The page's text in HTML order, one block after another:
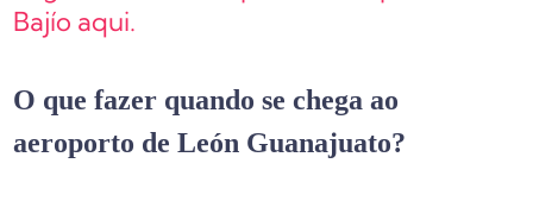
Bajío aqui.
O que fazer quando se chega ao
aeroporto de León Guanajuato?